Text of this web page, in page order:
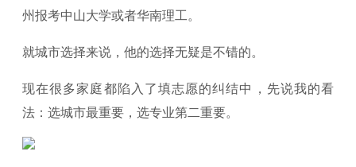
州报考中山大学或者华南理工。
就城市选择来说，他的选择无疑是不错的。
现在很多家庭都陷入了填志愿的纠结中，先说我的看
法：选城市最重要，选专业第二重要。